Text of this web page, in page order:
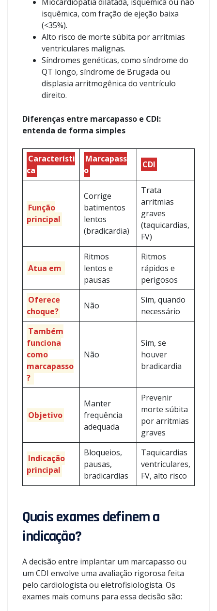
isquêmica, com fração de ejeção baixa
(<35%).
Alto risco de morte súbita por arritmias
ventriculares malignas.
Síndromes genéticas, como síndrome do
QT longo, síndrome de Brugada ou
displasia arritmogênica do ventrículo
direito.
Diferenças entre marcapasso e CDI:
entenda de forma simples
Característi
ca
Marcapass
o
CDI
Função
principal
Corrige
batimentos
lentos
(bradicardia)
Trata
arritmias
graves
(taquicardias,
FV)
Atua em
Ritmos
lentos e
pausas
Ritmos
rápidos e
perigosos
Oferece
choque?
Não
Sim, quando
necessário
Também
funciona
como
marcapasso
?
Não
Sim, se
houver
bradicardia
Objetivo
Manter
frequência
adequada
Prevenir
morte súbita
por arritmias
graves
Indicação
principal
Bloqueios,
pausas,
bradicardias
Taquicardias
ventriculares,
FV, alto risco
Quais exames definem a
indicação?
A decisão entre implantar um marcapasso ou
um CDI envolve uma avaliação rigorosa feita
pelo cardiologista ou eletrofisiologista. Os
exames mais comuns para essa decisão são: